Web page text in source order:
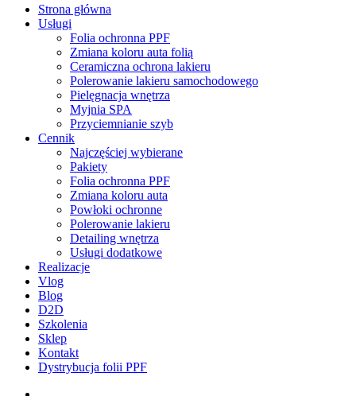
Close
Menu
Strona główna
Usługi
Folia ochronna PPF
Zmiana koloru auta folią
Ceramiczna ochrona lakieru
Polerowanie lakieru samochodowego
Pielęgnacja wnętrza
Myjnia SPA
Przyciemnianie szyb
Cennik
Najczęściej wybierane
Pakiety
Folia ochronna PPF
Zmiana koloru auta
Powłoki ochronne
Polerowanie lakieru
Detailing wnętrza
Usługi dodatkowe
Realizacje
Vlog
Blog
D2D
Szkolenia
Sklep
Kontakt
Dystrybucja folii PPF